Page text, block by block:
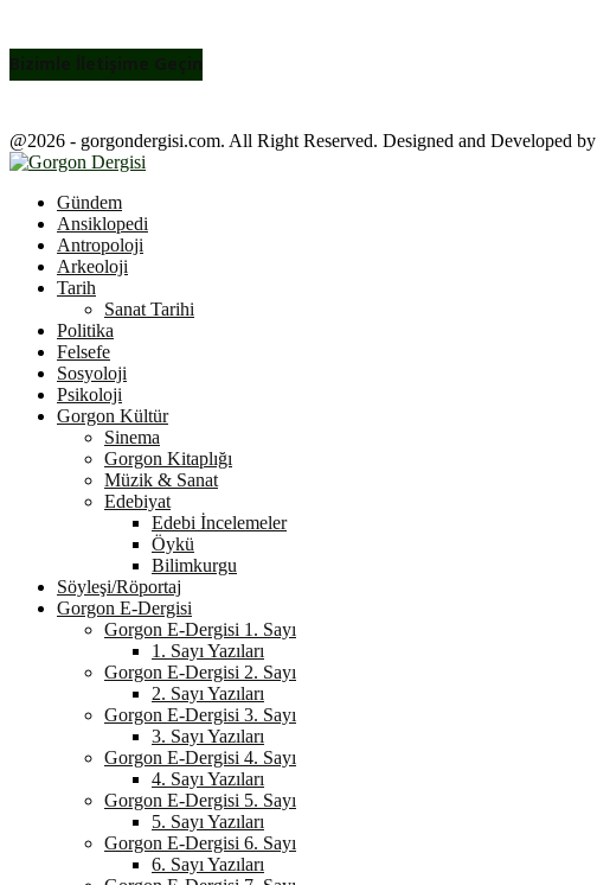
Bizimle İletişime Geçin
@2026 - gorgondergisi.com. All Right Reserved. Designed and Developed by
Gündem
Ansiklopedi
Antropoloji
Arkeoloji
Tarih
Sanat Tarihi
Politika
Felsefe
Sosyoloji
Psikoloji
Gorgon Kültür
Sinema
Gorgon Kitaplığı
Müzik & Sanat
Edebiyat
Edebi İncelemeler
Öykü
Bilimkurgu
Söyleşi/Röportaj
Gorgon E-Dergisi
Gorgon E-Dergisi 1. Sayı
1. Sayı Yazıları
Gorgon E-Dergisi 2. Sayı
2. Sayı Yazıları
Gorgon E-Dergisi 3. Sayı
3. Sayı Yazıları
Gorgon E-Dergisi 4. Sayı
4. Sayı Yazıları
Gorgon E-Dergisi 5. Sayı
5. Sayı Yazıları
Gorgon E-Dergisi 6. Sayı
6. Sayı Yazıları